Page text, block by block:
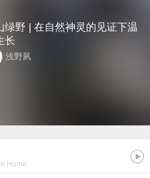
绿野 | 在自然神灵的见证下温
长
浅野夙
Home